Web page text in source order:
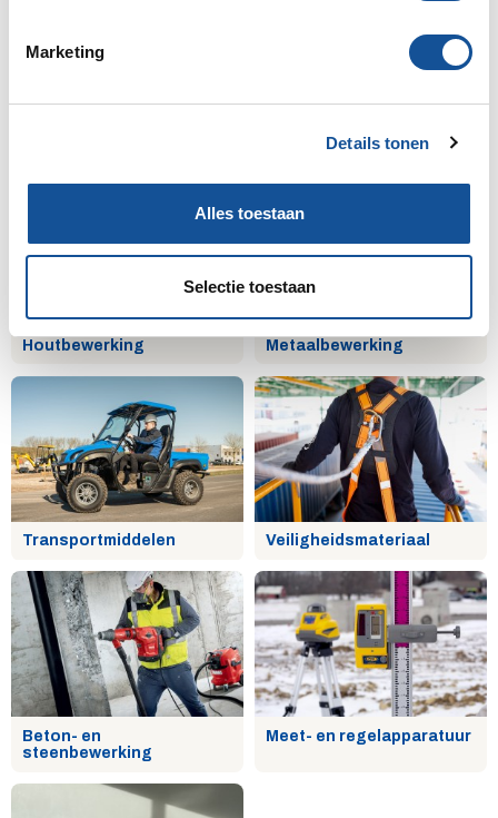
e
Marketing
Details tonen
Alles toestaan
Selectie toestaan
Installatietechniek
Houtbewerking Metaalbewerking
Transportmiddelen Veiligheidsmateriaal
Beton- en
steenbewerking
Meet- en regelapparatuur